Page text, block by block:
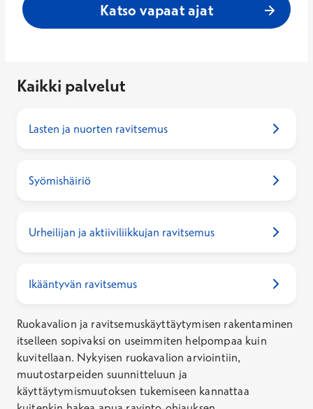
Katso vapaat ajat
Kaikki palvelut
Lasten ja nuorten ravitsemus
Syömishäiriö
Urheilijan ja aktiiviliikkujan ravitsemus
Ikääntyvän ravitsemus
Ruokavalion ja ravitsemuskäyttäytymisen rakentaminen
itselleen sopivaksi on useimmiten helpompaa kuin
kuvitellaan. Nykyisen ruokavalion arviointiin,
muutostarpeiden suunnitteluun ja
käyttäytymismuutoksen tukemiseen kannattaa